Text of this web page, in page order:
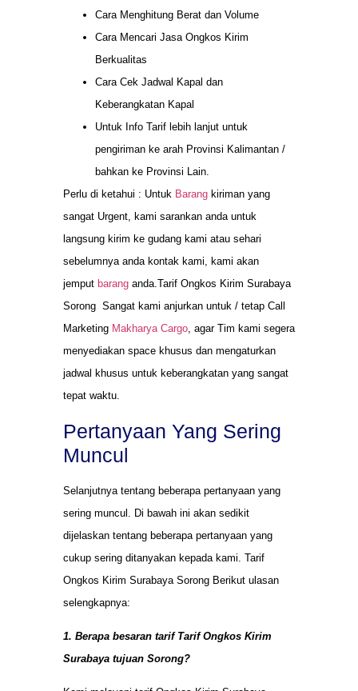
Cara Menghitung Berat dan Volume
Cara Mencari Jasa Ongkos Kirim
Berkualitas
Cara Cek Jadwal Kapal dan
Keberangkatan Kapal
Untuk Info Tarif lebih lanjut untuk
pengiriman ke arah Provinsi Kalimantan /
bahkan ke Provinsi Lain.
Perlu di ketahui : Untuk Barang kiriman yang
sangat Urgent, kami sarankan anda untuk
langsung kirim ke gudang kami atau sehari
sebelumnya anda kontak kami, kami akan
jemput barang anda.Tarif Ongkos Kirim Surabaya
Sorong Sangat kami anjurkan untuk / tetap Call
Marketing Makharya Cargo, agar Tim kami segera
menyediakan space khusus dan mengaturkan
jadwal khusus untuk keberangkatan yang sangat
tepat waktu.
Pertanyaan Yang Sering
Muncul
Selanjutnya tentang beberapa pertanyaan yang
sering muncul. Di bawah ini akan sedikit
dijelaskan tentang beberapa pertanyaan yang
cukup sering ditanyakan kepada kami. Tarif
Ongkos Kirim Surabaya Sorong Berikut ulasan
selengkapnya:
1. Berapa besaran tarif Tarif Ongkos Kirim
Surabaya tujuan Sorong?